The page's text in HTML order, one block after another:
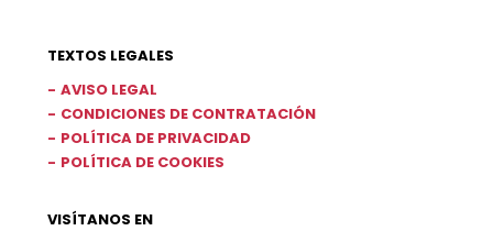
TEXTOS LEGALES
AVISO LEGAL
CONDICIONES DE CONTRATACIÓN
POLÍTICA DE PRIVACIDAD
POLÍTICA DE COOKIES
VISÍTANOS EN